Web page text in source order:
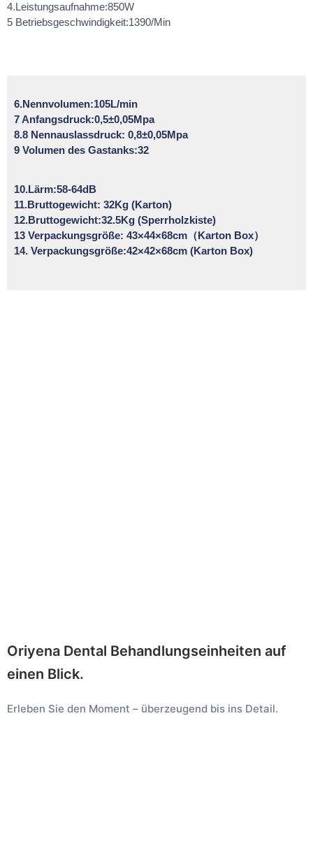
4.Leistungsaufnahme:850W
5 Betriebsgeschwindigkeit:1390/Min
6.Nennvolumen:105L/min
7 Anfangsdruck:0,5±0,05Mpa
8.8 Nennauslassdruck: 0,8±0,05Mpa
9 Volumen des Gastanks:32
10.Lärm:58-64dB
11.Bruttogewicht: 32Kg (Karton)
12.Bruttogewicht:32.5Kg (Sperrholzkiste)
13 Verpackungsgröße: 43×44×68cm（Karton Box）
14. Verpackungsgröße:42×42×68cm (Karton Box)
Oriyena Dental Behandlungseinheiten auf
einen Blick.
Erleben Sie den Moment – überzeugend bis ins Detail.